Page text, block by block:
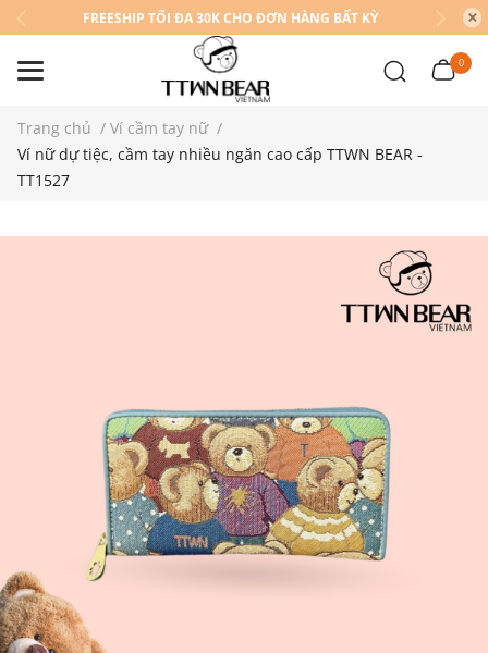
FREESHIP TỐI ĐA 30K CHO ĐƠN HÀNG BẤT KỲ
0
Trang chủ / Ví cầm tay nữ /
Ví nữ dự tiệc, cầm tay nhiều ngăn cao cấp TTWN BEAR -
TT1527